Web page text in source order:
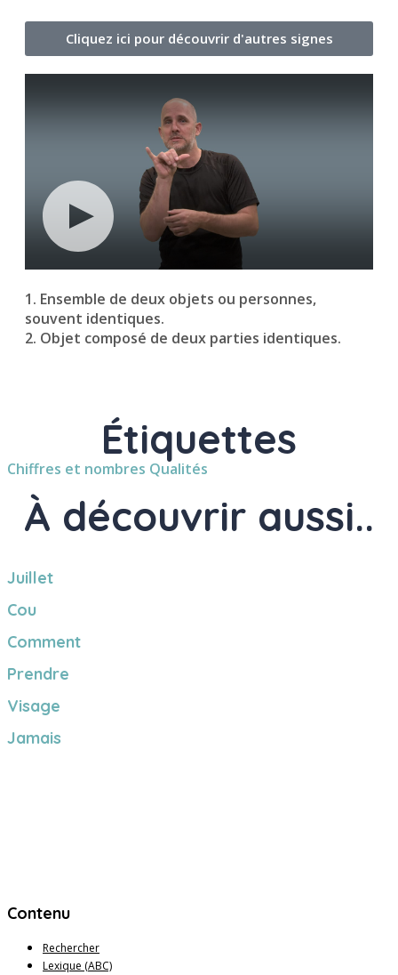
Cliquez ici pour découvrir d'autres signes
1. Ensemble de deux objets ou personnes,
souvent identiques.
2. Objet composé de deux parties identiques.
Étiquettes
Chiffres et nombres Qualités
À découvrir aussi..
Juillet
Cou
Comment
Prendre
Visage
Jamais
Contenu
Rechercher
Lexique (ABC)